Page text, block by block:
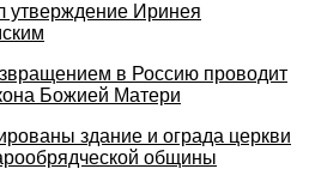
утверждение Иринея
в Россию проводит
Божией Матери
здание и ограда церкви
общины